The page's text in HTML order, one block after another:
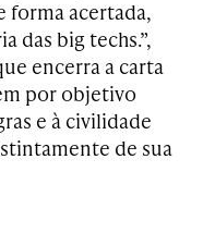
forma acertada,
das big techs.”,
encerra a carta
por objetivo
e à civilidade
de sua